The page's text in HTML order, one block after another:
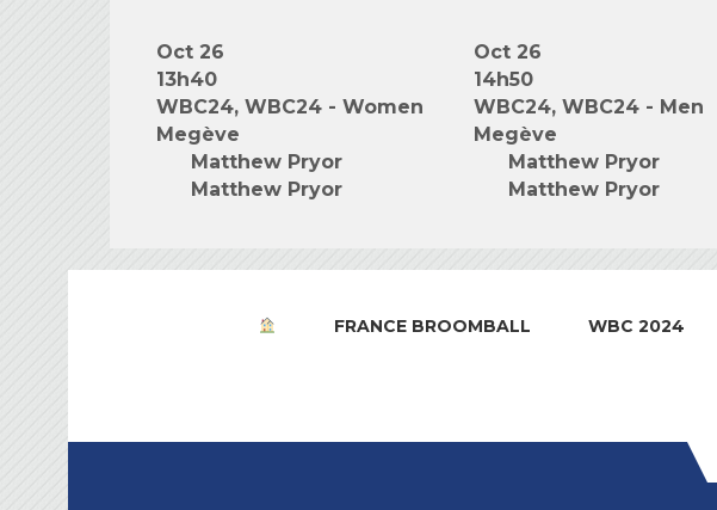
Oct 26
13h40
WBC24, WBC24 - Women
Megève
Matthew Pryor
Matthew Pryor
Oct 26
14h50
WBC24, WBC24 - Men
Megève
Matthew Pryor
Matthew Pryor
FRANCE BROOMBALL WBC 2024